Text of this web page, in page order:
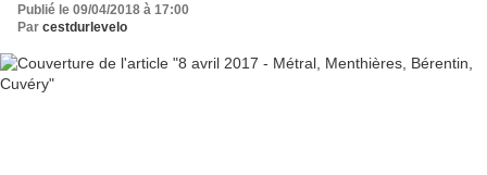
Publié le 09/04/2018 à 17:00
Par cestdurlevelo